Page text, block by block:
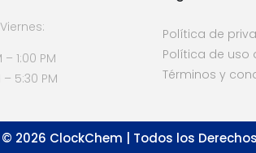
– 1:00 PM
– 5:30 PM
Política de
Política de uso
Términos y
© 2026 ClockChem | Todos los